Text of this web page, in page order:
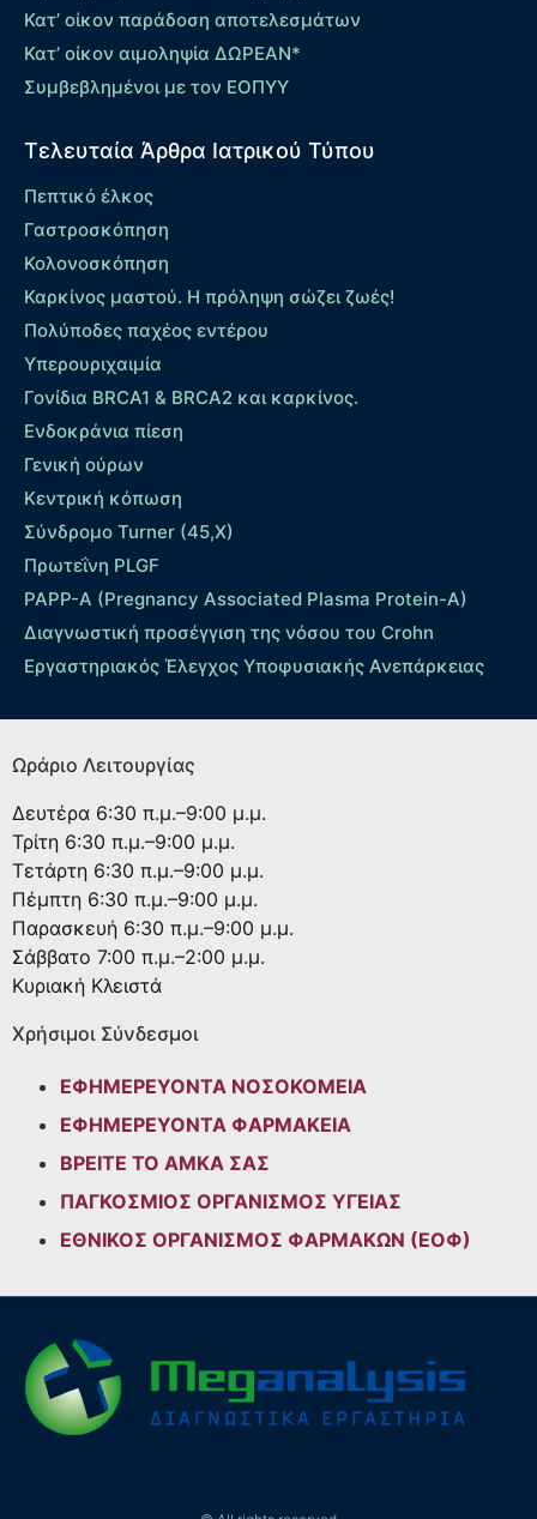
Κατ’ οίκον παράδοση αποτελεσμάτων
Κατ’ οίκον αιμοληψία ΔΩΡΕΑΝ*
Συμβεβλημένοι με τον ΕΟΠΥΥ
Τελευταία Άρθρα Ιατρικού Τύπου
Πεπτικό έλκος
Γαστροσκόπηση
Κολονοσκόπηση
Καρκίνος μαστού. Η πρόληψη σώζει ζωές!
Πολύποδες παχέος εντέρου
Yπερουριχαιμία
Γονίδια BRCA1 & BRCA2 και καρκίνος.
Ενδοκράνια πίεση
Γενική ούρων
Κεντρική κόπωση
Σύνδρομο Turner (45,X)
Πρωτεΐνη PLGF
PAPP-A (Pregnancy Associated Plasma Protein-A)
Διαγνωστική προσέγγιση της νόσου του Crohn
Εργαστηριακός Έλεγχος Υποφυσιακής Ανεπάρκειας
Ωράριο Λειτουργίας
Δευτέρα 6:30 π.μ.–9:00 μ.μ.
Τρίτη 6:30 π.μ.–9:00 μ.μ.
Τετάρτη 6:30 π.μ.–9:00 μ.μ.
Πέμπτη 6:30 π.μ.–9:00 μ.μ.
Παρασκευή 6:30 π.μ.–9:00 μ.μ.
Σάββατο 7:00 π.μ.–2:00 μ.μ.
Κυριακή Κλειστά
Χρήσιμοι Σύνδεσμοι
ΕΦΗΜΕΡΕΥΟΝΤΑ ΝΟΣΟΚΟΜΕΙΑ
ΕΦΗΜΕΡΕΥΟΝΤΑ ΦΑΡΜΑΚΕΙΑ
ΒΡΕΙΤΕ ΤΟ ΑΜΚΑ ΣΑΣ
ΠΑΓΚΟΣΜΙΟΣ ΟΡΓΑΝΙΣΜΟΣ ΥΓΕΙΑΣ
ΕΘΝΙΚΟΣ ΟΡΓΑΝΙΣΜΟΣ ΦΑΡΜΑΚΩΝ (ΕΟΦ)